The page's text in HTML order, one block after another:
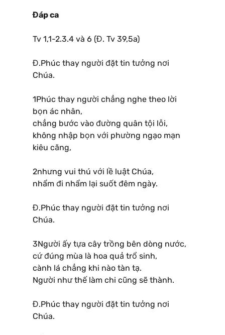
Đáp ca
Tv 1,1-2.3.4 và 6 (Đ. Tv 39,5a)
Đ.Phúc thay người đặt tin tưởng nơi
Chúa.
1Phúc thay người chẳng nghe theo lời
bọn ác nhân,
chẳng bước vào đường quân tội lỗi,
không nhập bọn với phường ngạo mạn
kiêu căng,
2nhưng vui thú với lề luật Chúa,
nhẩm đi nhẩm lại suốt đêm ngày.
Đ.Phúc thay người đặt tin tưởng nơi
Chúa.
3Người ấy tựa cây trồng bên dòng nước,
cứ đúng mùa là hoa quả trổ sinh,
cành lá chẳng khi nào tàn tạ.
Người như thế làm chi cũng sẽ thành.
Đ.Phúc thay người đặt tin tưởng nơi
Chúa.